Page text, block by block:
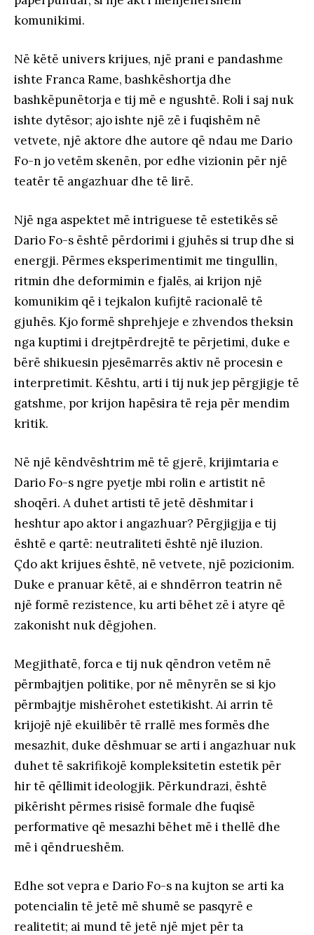
komunikimi.
Në këtë univers krijues, një prani e pandashme
ishte Franca Rame, bashkëshortja dhe
bashkëpunëtorja e tij më e ngushtë. Roli i saj nuk
ishte dytësor; ajo ishte një zë i fuqishëm në
vetvete, një aktore dhe autore që ndau me Dario
Fo-n jo vetëm skenën, por edhe vizionin për një
teatër të angazhuar dhe të lirë.
Një nga aspektet më intriguese të estetikës së
Dario Fo-s është përdorimi i gjuhës si trup dhe si
energji. Përmes eksperimentimit me tingullin,
ritmin dhe deformimin e fjalës, ai krijon një
komunikim që i tejkalon kufijtë racionalë të
gjuhës. Kjo formë shprehjeje e zhvendos theksin
nga kuptimi i drejtpërdrejtë te përjetimi, duke e
bërë shikuesin pjesëmarrës aktiv në procesin e
interpretimit. Kështu, arti i tij nuk jep përgjigje të
gatshme, por krijon hapësira të reja për mendim
kritik.
Në një këndvështrim më të gjerë, krijimtaria e
Dario Fo-s ngre pyetje mbi rolin e artistit në
shoqëri. A duhet artisti të jetë dëshmitar i
heshtur apo aktor i angazhuar? Përgjigjja e tij
është e qartë: neutraliteti është një iluzion.
Çdo akt krijues është, në vetvete, një pozicionim.
Duke e pranuar këtë, ai e shndërron teatrin në
një formë rezistence, ku arti bëhet zë i atyre që
zakonisht nuk dëgjohen.
Megjithatë, forca e tij nuk qëndron vetëm në
përmbajtjen politike, por në mënyrën se si kjo
përmbajtje mishërohet estetikisht. Ai arrin të
krijojë një ekuilibër të rrallë mes formës dhe
mesazhit, duke dëshmuar se arti i angazhuar nuk
duhet të sakrifikojë kompleksitetin estetik për
hir të qëllimit ideologjik. Përkundrazi, është
pikërisht përmes risisë formale dhe fuqisë
performative që mesazhi bëhet më i thellë dhe
më i qëndrueshëm.
Edhe sot vepra e Dario Fo-s na kujton se arti ka
potencialin të jetë më shumë se pasqyrë e
realitetit; ai mund të jetë një mjet për ta